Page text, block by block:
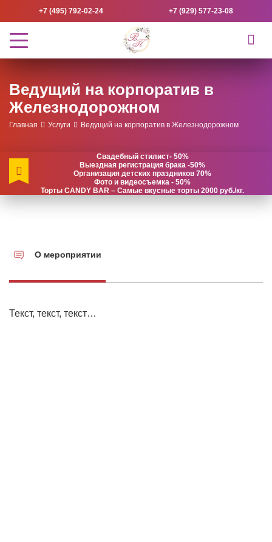
+7 (495) 792-02-24 +7 (929) 577-23-08
Ведущий на корпоратив в
Железнодорожном
Главная Услуги Ведущий на корпоратив в Железнодорожном
Свадебный стилист- 50%
Выездная регистрация брака -50%
Организация детских праздников 70%
Фото и видеосъемка - 50%
Торты CANDY BAR – Самые вкусные торты 2000 руб./кг.
О мероприятии
Текст, текст, текст…